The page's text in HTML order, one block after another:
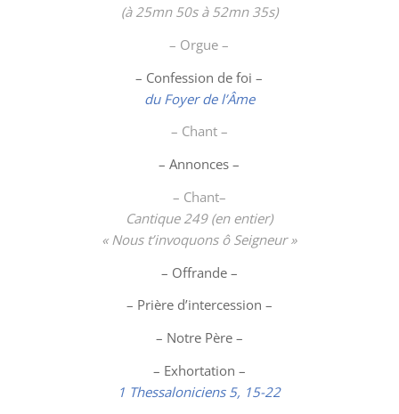
(à 25mn 50s à 52mn 35s)
– Orgue –
– Confession de foi –
du Foyer de l’Âme
– Chant –
– Annonces –
– Chant–
Cantique 249 (en entier)
« Nous t’invoquons ô Seigneur »
– Offrande –
– Prière d’intercession –
– Notre Père –
– Exhortation –
1 Thessaloniciens 5, 15-22